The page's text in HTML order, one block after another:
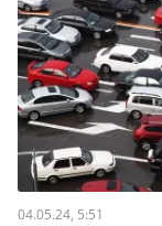
04.05.24, 5:51